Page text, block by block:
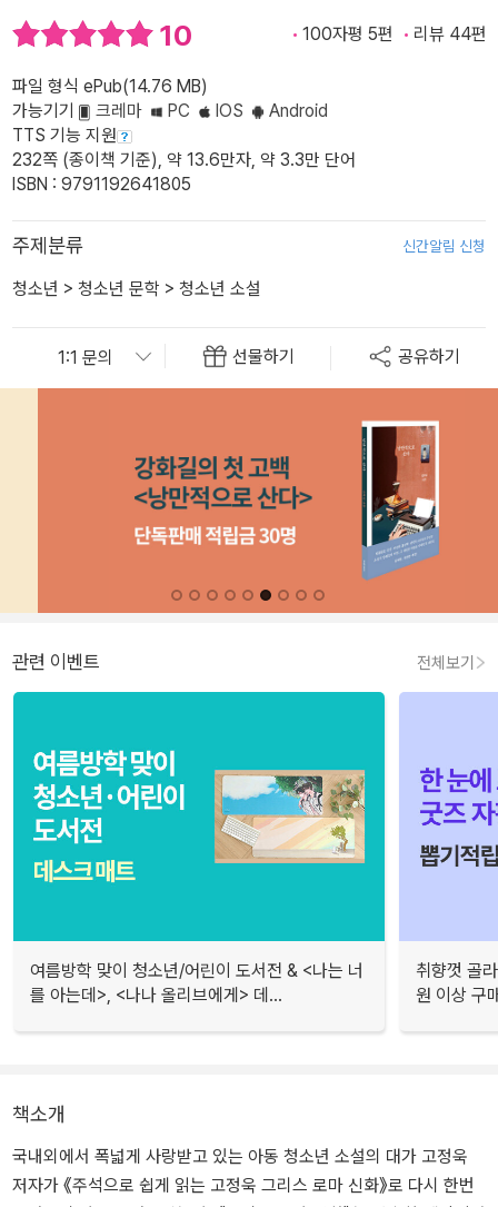
10 100자평 5편 리뷰 44편
파일 형식 ePub(14.76 MB)
가능기기
크레마 PC IOS
Android
TTS 기능 지원
232쪽 (종이책 기준), 약 13.6만자, 약 3.3만 단어
ISBN : 9791192641805
주제분류 신간알림 신청
청소년 > 청소년 문학 > 청소년 소설
선물하기 공유하기
관련 이벤트 전체보기
여름방학 맞이 청소년/어린이 도서전 & <나는 너
를 아는데>, <나나 올리브에게> 데...
취향껏 골
원 이상 구
책소개
국내외에서 폭넓게 사랑받고 있는 아동 청소년 소설의 대가 고정욱
저자가 《주석으로 쉽게 읽는 고정욱 그리스 로마 신화》로 다시 한번